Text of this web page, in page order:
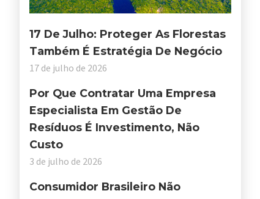
17 De Julho: Proteger As Florestas
Também É Estratégia De Negócio
17 de julho de 2026
Por Que Contratar Uma Empresa
Especialista Em Gestão De
Resíduos É Investimento, Não
Custo
3 de julho de 2026
Consumidor Brasileiro Não